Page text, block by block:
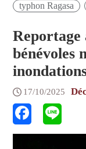
typhon Ragasa
Reportage
bénévoles
17/10/2025